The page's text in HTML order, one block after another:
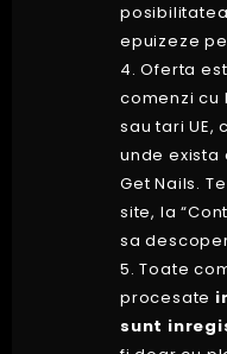
epuizeze
4. Oferta
comenzi cu
sau tari UE,
unde exista
Get Nails.
site, la
sa
5. Toate
procesate
sunt